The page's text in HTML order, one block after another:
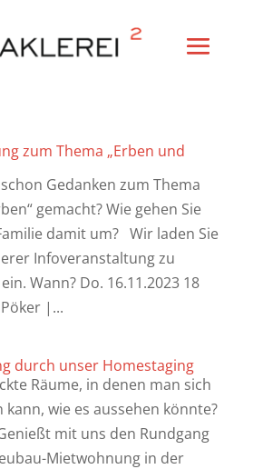
zum Thema „Erben und
Gedanken zum Thema
gemacht? Wie gehen Sie
damit um? Wir laden Sie
Infoveranstaltung zu
Wann? Do. 16.11.2023 18
|...
durch unser Homestaging
Räume, in denen man sich
wie es aussehen könnte?
mit uns den Rundgang
Mietwohnung in der